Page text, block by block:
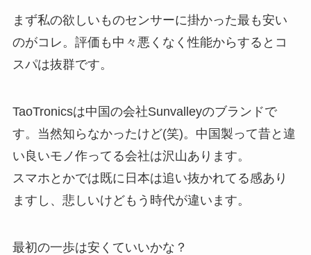
まず私の欲しいものセンサーに掛かった最も安い
のがコレ。評価も中々悪くなく性能からするとコ
スパは抜群です。
TaoTronicsは中国の会社Sunvalleyのブランドで
す。当然知らなかったけど(笑)。中国製って昔と違
い良いモノ作ってる会社は沢山あります。
スマホとかでは既に日本は追い抜かれてる感あり
ますし、悲しいけどもう時代が違います。
最初の一歩は安くていいかな？